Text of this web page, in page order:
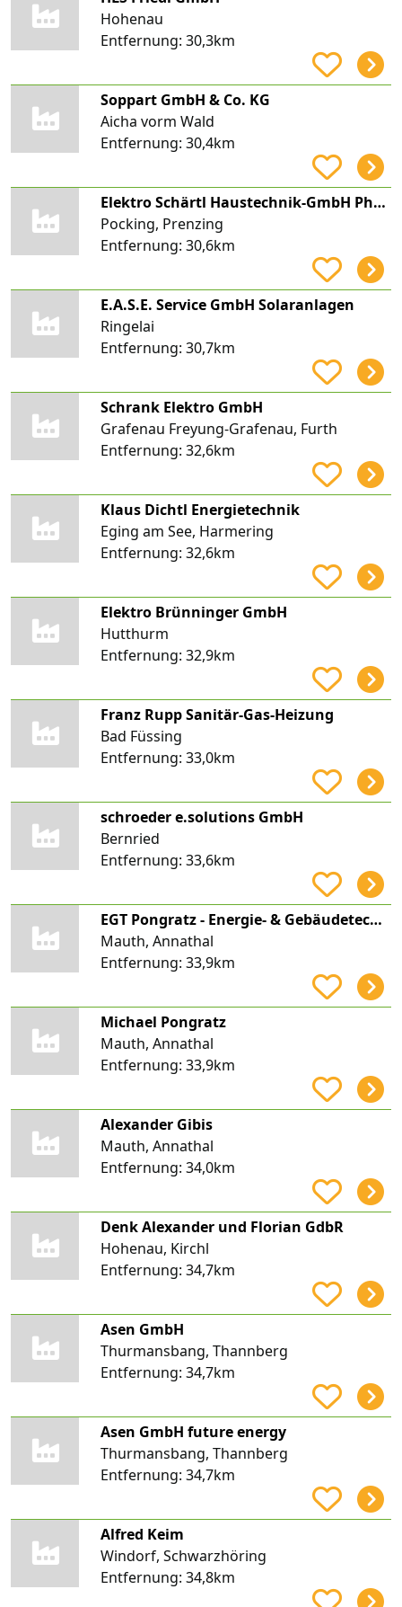
Hohenau
Entfernung: 30,3km
Soppart GmbH & Co. KG
Aicha vorm Wald
Entfernung: 30,4km
Elektro Schärtl Haustechnik-GmbH Photovoltaik-Solartechnik Wärmepumpen
Pocking, Prenzing
Entfernung: 30,6km
E.A.S.E. Service GmbH Solaranlagen
Ringelai
Entfernung: 30,7km
Schrank Elektro GmbH
Grafenau Freyung-Grafenau, Furth
Entfernung: 32,6km
Klaus Dichtl Energietechnik
Eging am See, Harmering
Entfernung: 32,6km
Elektro Brünninger GmbH
Hutthurm
Entfernung: 32,9km
Franz Rupp Sanitär-Gas-Heizung
Bad Füssing
Entfernung: 33,0km
schroeder e.solutions GmbH
Bernried
Entfernung: 33,6km
EGT Pongratz - Energie- & Gebäudetechnik
Mauth, Annathal
Entfernung: 33,9km
Michael Pongratz
Mauth, Annathal
Entfernung: 33,9km
Alexander Gibis
Mauth, Annathal
Entfernung: 34,0km
Denk Alexander und Florian GdbR
Hohenau, Kirchl
Entfernung: 34,7km
Asen GmbH
Thurmansbang, Thannberg
Entfernung: 34,7km
Asen GmbH future energy
Thurmansbang, Thannberg
Entfernung: 34,7km
Alfred Keim
Windorf, Schwarzhöring
Entfernung: 34,8km